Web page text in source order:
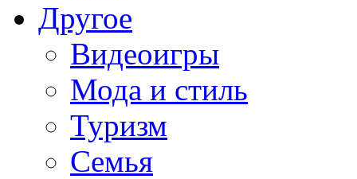
Другое
Видеоигры
Мода и стиль
Туризм
Семья